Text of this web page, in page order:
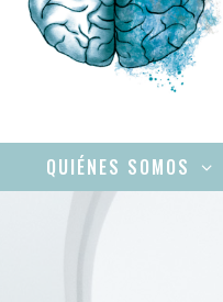
QUIÉNES SOMOS